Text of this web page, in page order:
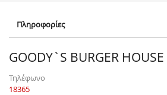
Πληροφορίες
GOODY`S BURGER HOUSE
Τηλέφωνο
18365